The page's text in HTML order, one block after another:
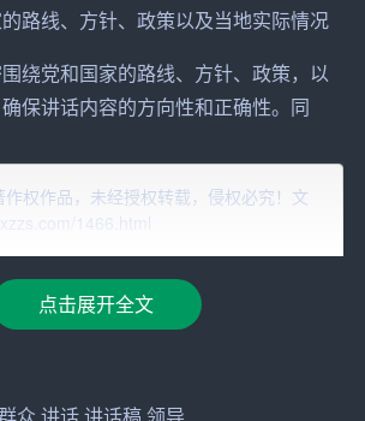
路线、方针、政策以及当地实际情况
绕党和国家的路线、方针、政策，以
保讲话内容的方向性和正确性。同
具实际意义。
场合
导的身份和特点进行撰写，突出领导
，要充分考虑讲话场合的性质和氛
权作品，未经授权转载，侵权必究！文
1466.html
点击展开全文